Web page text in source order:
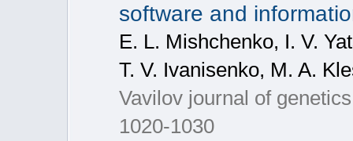
software and
E. L. Mishchenko, I. V.
T. V. Ivanisenko, M. A.
Vavilov journal of
1020-1030